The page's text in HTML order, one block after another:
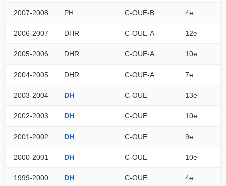
2007-2008 PH C-OUE-B 4e
2006-2007 DHR C-OUE-A 12e
2005-2006 DHR C-OUE-A 10e
2004-2005 DHR C-OUE-A 7e
2003-2004 DH C-OUE 13e
2002-2003 DH C-OUE 10e
2001-2002 DH C-OUE 9e
2000-2001 DH C-OUE 10e
1999-2000 DH C-OUE 4e